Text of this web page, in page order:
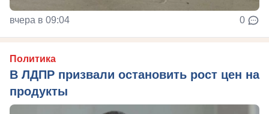
вчера в 09:04 0
Политика
В ЛДПР призвали остановить рост цен на
продукты